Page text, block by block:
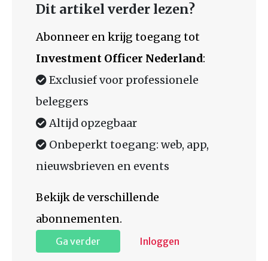
Dit artikel verder lezen?
Abonneer en krijg toegang tot
Investment Officer Nederland:
Exclusief voor professionele
beleggers
Altijd opzegbaar
Onbeperkt toegang: web, app,
nieuwsbrieven en events
Bekijk de verschillende
abonnementen.
Ga verder Inloggen